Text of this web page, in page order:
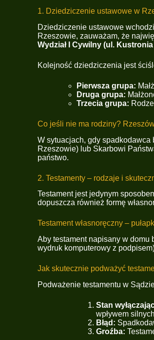
1. Dziedziczenie ustawowe w
Dziedziczenie ustawowe
Rzeszowie, zauważam, że
Wydział I Cywilny (ul. Kustronia
Kolejność dziedziczenia jest
Pierwsza grupa:
Druga grupa:
Trzecia grupa:
Co jeśli nie ma rodziny?
W sytuacjach, gdy spadkodawca
Rzeszowie) lub Skarbowi
państwo.
2. Testamenty – rodzaje i
Testament jest jedynym
dopuszcza również formę
Testament własnoręczny –
Aby testament napisany w domu
wydruk komputerowy z
Jak skutecznie podważyć
Podważenie testamentu w
Stan
wpływem
Błąd:
Groźba: